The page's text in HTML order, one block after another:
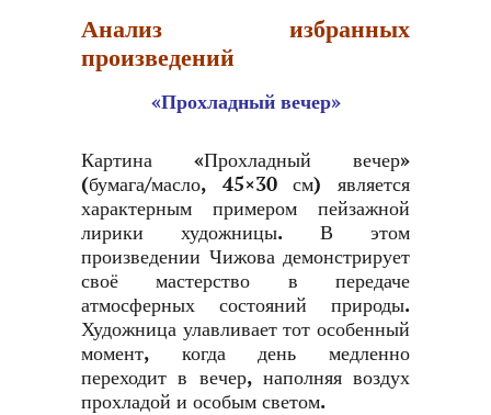
Анализ избранных
произведений
«Прохладный вечер»
Картина «Прохладный вечер»
(бумага/масло, 45×30 см) является
характерным примером пейзажной
лирики художницы. В этом
произведении Чижова демонстрирует
своё мастерство в передаче
атмосферных состояний природы.
Художница улавливает тот особенный
момент, когда день медленно
переходит в вечер, наполняя воздух
прохладой и особым светом.